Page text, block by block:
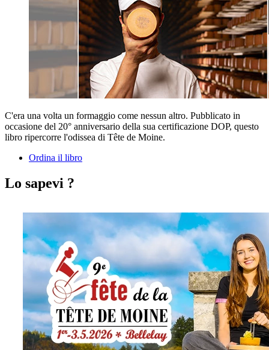
C'era una volta un formaggio come nessun altro. Pubblicato in
occasione del 20° anniversario della sua certificazione DOP, questo
libro ripercorre l'odissea di Tête de Moine.
Ordina il libro
Lo sapevi ?